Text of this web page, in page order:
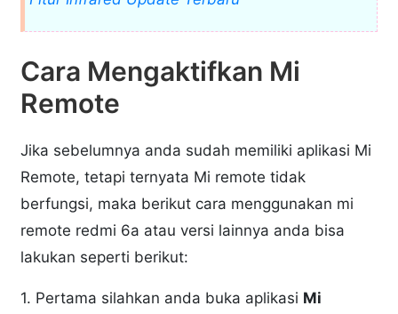
Cara Mengaktifkan Mi
Remote
Jika sebelumnya anda sudah memiliki aplikasi Mi
Remote, tetapi ternyata Mi remote tidak
berfungsi, maka berikut cara menggunakan mi
remote redmi 6a atau versi lainnya anda bisa
lakukan seperti berikut:
1. Pertama silahkan anda buka aplikasi Mi